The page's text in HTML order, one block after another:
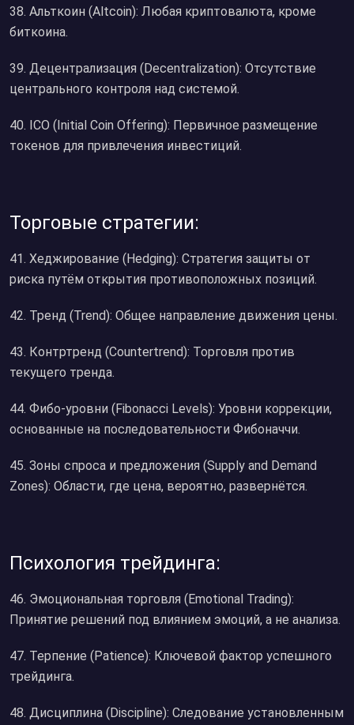
38. Альткоин (Altcoin): Любая криптовалюта, кроме
биткоина.
39. Децентрализация (Decentralization): Отсутствие
центрального контроля над системой.
40. ICO (Initial Coin Offering): Первичное размещение
токенов для привлечения инвестиций.
Торговые стратегии:
41. Хеджирование (Hedging): Стратегия защиты от
риска путём открытия противоположных позиций.
42. Тренд (Trend): Общее направление движения цены.
43. Контртренд (Countertrend): Торговля против
текущего тренда.
44. Фибо-уровни (Fibonacci Levels): Уровни коррекции,
основанные на последовательности Фибоначчи.
45. Зоны спроса и предложения (Supply and Demand
Zones): Области, где цена, вероятно, развернётся.
Психология трейдинга:
46. Эмоциональная торговля (Emotional Trading):
Принятие решений под влиянием эмоций, а не анализа.
47. Терпение (Patience): Ключевой фактор успешного
трейдинга.
48. Дисциплина (Discipline): Следование установленным